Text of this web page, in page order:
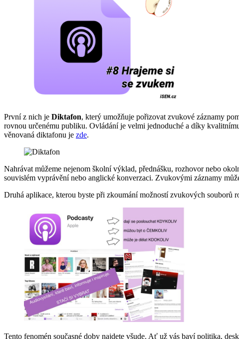
První z nich je Diktafon, který umožňuje pořizovat zvukové záznamy
rovnou určenému publiku. Ovládání je velmi jednoduché a díky
věnovaná diktafonu je zde.
Nahrávat můžeme nejenom školní výklad, přednášku, rozhovor nebo
souvislém vyprávění nebo anglické konverzaci. Zvukovými záznamy
Druhá aplikace, kterou byste při zkoumání možností zvukových souborů
Tento fenomén současné doby najdete všude. Ať už vás baví politika,